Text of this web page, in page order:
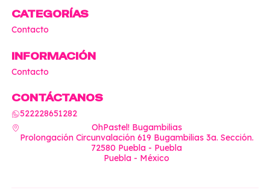
CATEGORÍAS
Contacto
INFORMACIÓN
Contacto
CONTÁCTANOS
522228651282
OhPastel! Bugambilias
Prolongación Circunvalación 619 Bugambilias 3a. Sección.
72580 Puebla - Puebla
Puebla - México